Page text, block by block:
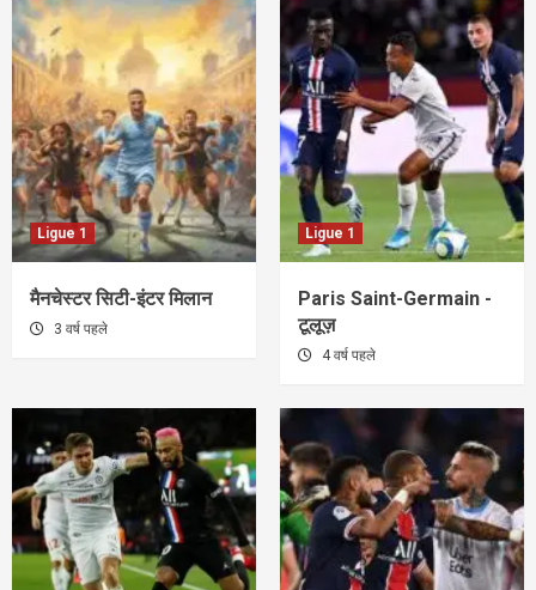
Ligue 1
मैनचेस्टर सिटी-इंटर मिलान
3 वर्ष पहले
Ligue 1
Paris Saint-Germain -
टूलूज़
4 वर्ष पहले